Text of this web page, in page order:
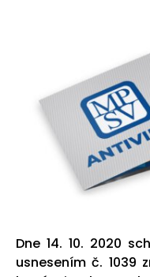
Dne 14. 10. 2020
usnesením č. 1039